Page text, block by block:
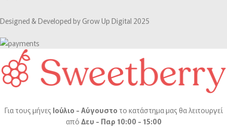
Designed & Developed by Grow Up Digital 2025
Για τους μήνες Ιούλιο - Αύγουστο το κατάστημα μας θα λειτουργεί
από Δευ - Παρ 10:00 - 15:00